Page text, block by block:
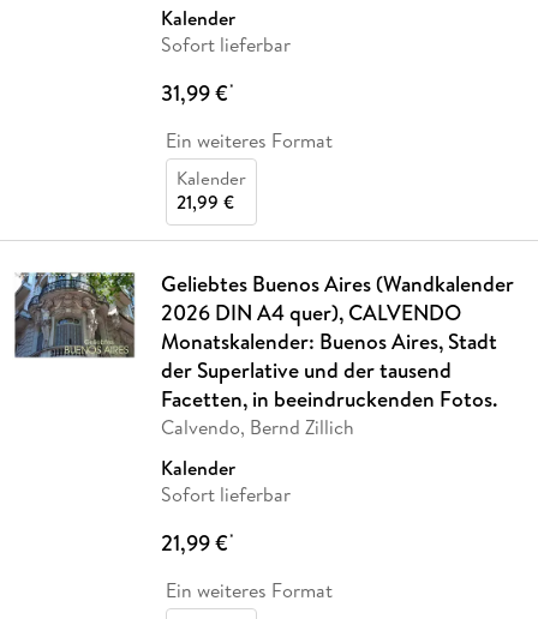
Kalender
Sofort lieferbar
31,99 €*
Ein weiteres Format
Kalender
21,99 €
Geliebtes Buenos Aires (Wandkalender
2026 DIN A4 quer), CALVENDO
Monatskalender: Buenos Aires, Stadt
der Superlative und der tausend
Facetten, in beeindruckenden Fotos.
Calvendo, Bernd Zillich
Kalender
Sofort lieferbar
21,99 €*
Ein weiteres Format